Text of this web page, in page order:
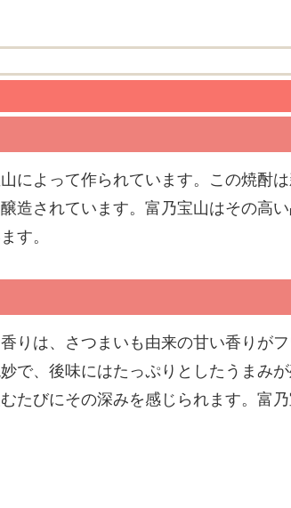
によって作られています。この焼酎
造されています。富乃宝山はその高
す。
りは、さつまいも由来の甘い香りが
で、後味にはたっぷりとしたうまみが
たびにその深みを感じられます。富乃